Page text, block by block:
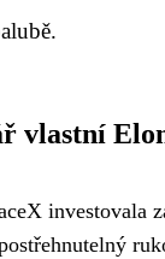
vlastní
investovala